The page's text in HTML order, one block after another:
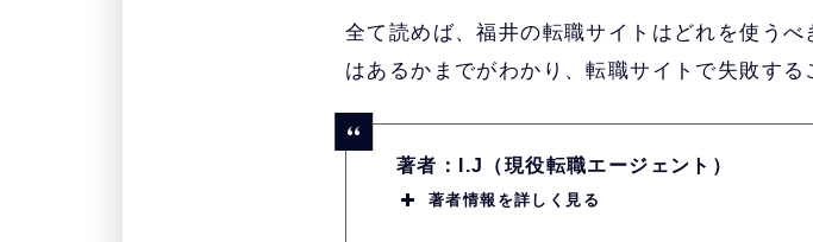
全て読めば、福井の転職サイトはどれを使う
はあるかまでがわかり、転職サイトで失敗する
著者：I.J（現役転職エージェント）
著者情報を詳しく見る